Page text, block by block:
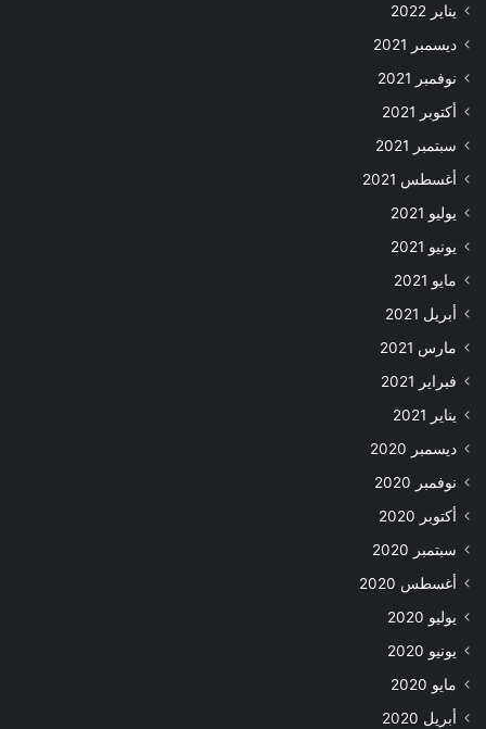
يناير 2022
ديسمبر 2021
نوفمبر 2021
أكتوبر 2021
سبتمبر 2021
أغسطس 2021
يوليو 2021
يونيو 2021
مايو 2021
أبريل 2021
مارس 2021
فبراير 2021
يناير 2021
ديسمبر 2020
نوفمبر 2020
أكتوبر 2020
سبتمبر 2020
أغسطس 2020
يوليو 2020
يونيو 2020
مايو 2020
أبريل 2020